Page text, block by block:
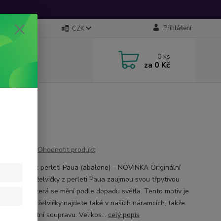
CZK Přihlášení
0 ks
za 0 Kč
Ohodnotit produkt
želvičky z perleti Paua (abalone) – NOVINKA Originální
ve tvaru želvičky z perleti Paua zaujmou svou třpytivou
barvou, která se mění podle dopadu světla. Tento motiv je
a stejné želvičky najdete také v našich náramcích, takže
elegantní soupravu. Velikos... celý popis